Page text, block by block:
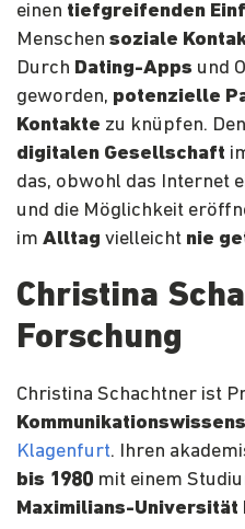
einen tiefgreifenden
Menschen soziale
Durch Dating-Apps und
geworden, potenzielle
Kontakte zu knüpfen.
digitalen Gesellschaft
das, obwohl das Internet
und die Möglichkeit
im Alltag vielleicht nie
Christina
Forschung
Christina Schachtner ist
Klagenfurt. Ihren
bis 1980 mit einem
Maximilians-Universität